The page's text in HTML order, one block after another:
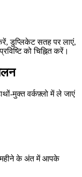
डुप्लिकेट सतह पर लाएं,
को चिह्नित करें।
मुक्त वर्कफ़्लो में ले जाएं
महीने के अंत में आपके